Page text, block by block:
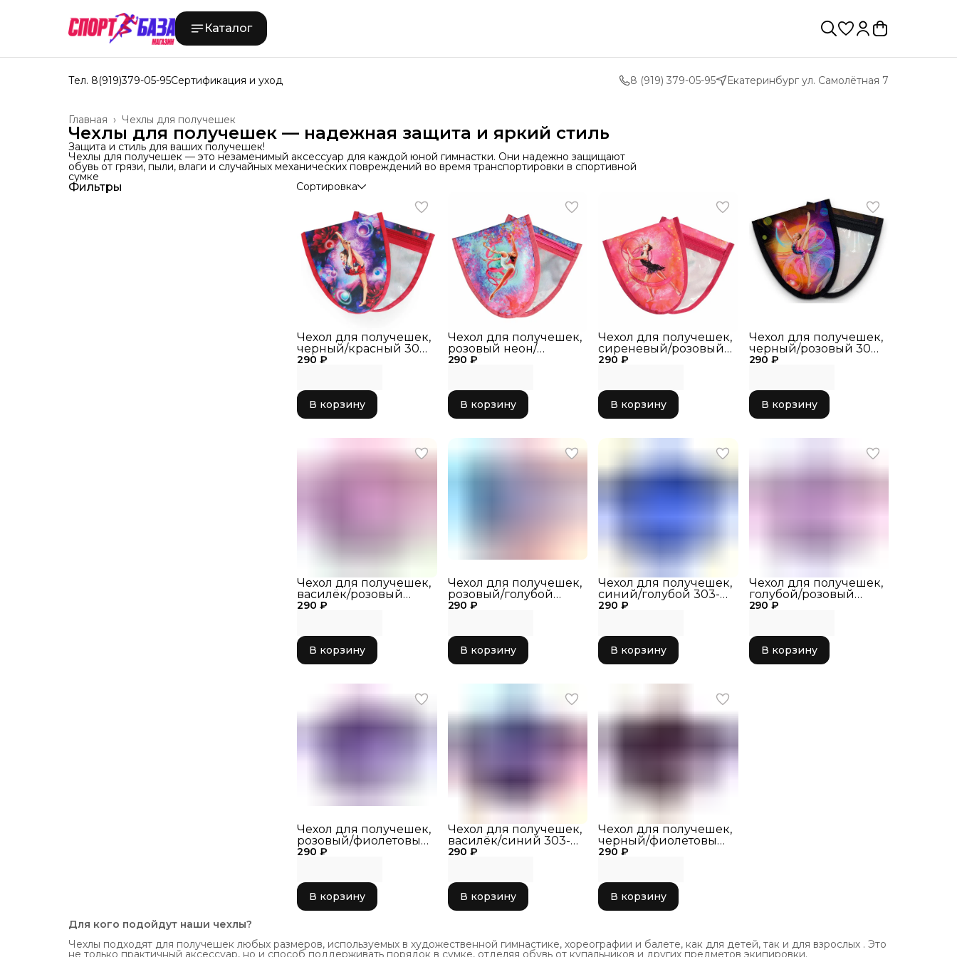
Каталог
Тел. 8(919)379-05-95Сертификация и уход 8 (919) 379-05-95 Екатеринбург ул. Самолётная 7
Чехлы для получешек
Главная ›
Чехлы для получешек — надежная защита и яркий стиль
Защита и стиль для ваших получешек!
Чехлы для получешек — это незаменимый аксессуар для каждой юной гимнастки. Они надежно защищают
обувь от грязи, пыли, влаги и случайных механических повреждений во время транспортировки в спортивной
сумке
Фильтры Сортировка
290 ₽
Чехол для получешек,
черный/красный 303-
047
В корзину
290 ₽
Чехол для получешек,
розовый неон/
голубой 303-064
В корзину
290 ₽
Чехол для получешек,
сиреневый/розовый
303-042
В корзину
290 ₽
Чехол для получешек,
черный/розовый 303-
032
В корзину
290 ₽
Чехол для получешек,
василёк/розовый
303-043
В корзину
290 ₽
Чехол для получешек,
розовый/голубой
303-034
В корзину
290 ₽
Чехол для получешек,
синий/голубой 303-
041
В корзину
290 ₽
Чехол для получешек,
голубой/розовый
303-046
В корзину
290 ₽
Чехол для получешек,
розовый/фиолетовый
303-045
В корзину
290 ₽
Чехол для получешек,
василёк/синий 303-
065
В корзину
290 ₽
Чехол для получешек,
черный/фиолетовый
303-066
В корзину
Для кого подойдут наши чехлы?
Чехлы подходят для получешек любых размеров, используемых в художественной гимнастике, хореографии и балете, как для детей, так и для взрослых . Это
не только практичный аксессуар, но и способ поддерживать порядок в сумке, отделяя обувь от купальников и других предметов экипировки.